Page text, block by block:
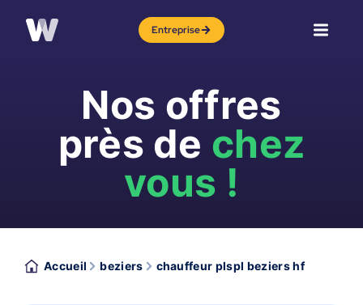
Entreprise
Nos offres
près de chez
vous !
Accueil beziers chauffeur plspl beziers hf